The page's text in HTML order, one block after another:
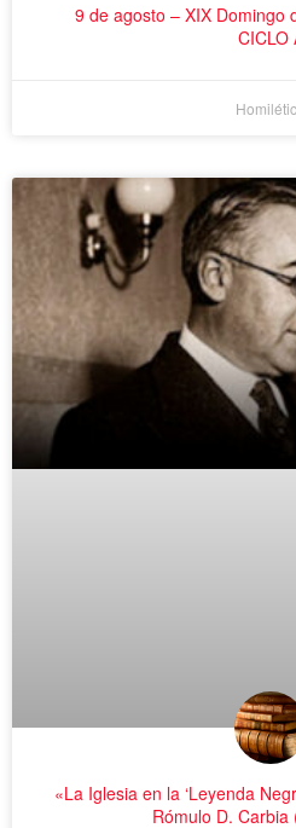
9 de agosto – XIX Domingo
CICLO
«La Iglesia en la ‘Leyenda
Rómulo D. Carbia